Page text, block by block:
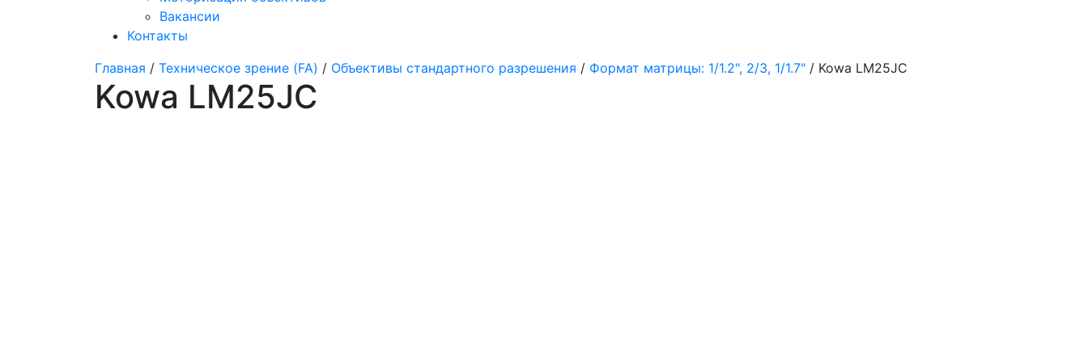
Вакансии
Контакты
Главная / Техническое зрение (FA) / Объективы стандартного разрешения / Формат матрицы: 1/1.2", 2/3, 1/1.7" / Kowa LM25JC
Kowa LM25JC